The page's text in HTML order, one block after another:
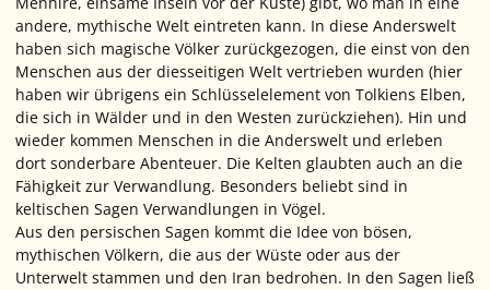
andere, mythische Welt eintreten kann. In diese Anderswelt
haben sich magische Völker zurückgezogen, die einst von den
Menschen aus der diesseitigen Welt vertrieben wurden (hier
haben wir übrigens ein Schlüsselelement von Tolkiens Elben,
die sich in Wälder und in den Westen zurückziehen). Hin und
wieder kommen Menschen in die Anderswelt und erleben
dort sonderbare Abenteuer. Die Kelten glaubten auch an die
Fähigkeit zur Verwandlung. Besonders beliebt sind in
keltischen Sagen Verwandlungen in Vögel.
Aus den persischen Sagen kommt die Idee von bösen,
mythischen Völkern, die aus der Wüste oder aus der
Unterwelt stammen und den Iran bedrohen. In den Sagen ließ